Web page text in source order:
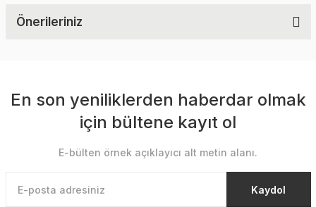
Önerileriniz
En son yeniliklerden haberdar olmak
için bültene kayıt ol
E-bülten örnek açıklayıcı alt metin alanı.
Kaydol